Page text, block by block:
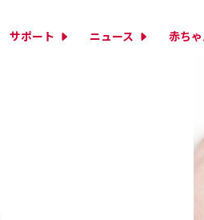
サポート ニュース 赤ち